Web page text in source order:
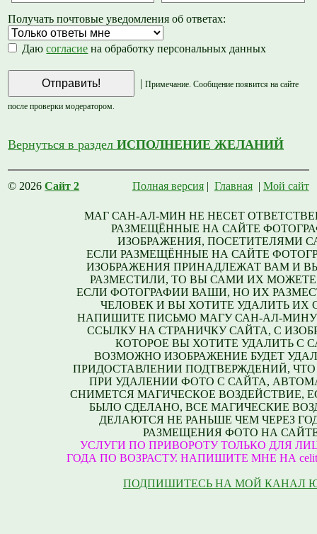
Получать почтовые уведомления об ответах:
Даюсогласие на обработку персональных данных
| Примечание. Сообщение появится на сайте
после проверки модератором.
Вернуться в разделИСПОЛНЕНИЕ ЖЕЛАНИЙ
© 2026Сайт 2 Полная версия| Главная| Мой сайт
МАГ САН-АЛ-МИН НЕ НЕСЕТ
РАЗМЕЩЁННЫЕ НА САЙТЕ
ИЗОБРАЖЕНИЯ, ПОСЕТИТЕЛЯМИ
ЕСЛИ РАЗМЕЩЁННЫЕ НА САЙТЕ
ИЗОБРАЖЕНИЯ ПРИНАДЛЕЖАТ ВАМ И
РАЗМЕСТИЛИ, ТО ВЫ САМИ ИХ МОЖЕТЕ
ЕСЛИ ФОТОГРАФИИ ВАШИ, НО ИХ
ЧЕЛОВЕК И ВЫ ХОТИТЕ УДАЛИТЬ ИХ
НАПИШИТЕ ПИСЬМО МАГУ САН-АЛ-
ССЫЛКУ НА СТРАНИЧКУ САЙТА, С
КОТОРОЕ ВЫ ХОТИТЕ УДАЛИТЬ С
ВОЗМОЖНО ИЗОБРАЖЕНИЕ БУДЕТ
ПРИДОСТАВЛЕНИИ ПОДТВЕРЖДЕНИЙ,
ПРИ УДАЛЕНИИ ФОТО С САЙТА,
СНИМЕТСЯ МАГИЧЕСКОЕ ВОЗДЕЙСТВИЕ,
БЫЛО СДЕЛАНО, ВСЕ МАГИЧЕСКИЕ
ДЕЛАЮТСЯ НЕ РАНЬШЕ ЧЕМ ЧЕРЕЗ
РАЗМЕЩЕНИЯ ФОТО НА
УСЛУГИ ПО ПРИВОРОТУ ТОЛЬКО ДЛЯ
ГОДА ПО ВОЗРАСТУ. НАПИШИТЕ МНЕ НА
ПОДПИШИТЕСЬ НА МОЙ КАНАЛ